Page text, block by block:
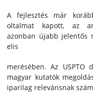
A fejlesztés már
oltalmat kapott, az
azonban újabb jelentős
elis
merésében. Az
magyar kutatók
iparilag relevánsnak